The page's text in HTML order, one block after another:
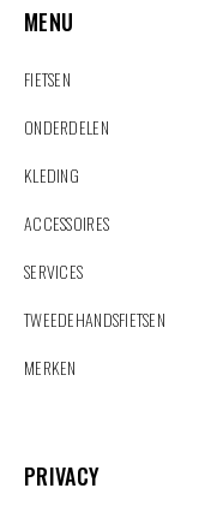
MENU
FIETSEN
ONDERDELEN
KLEDING
ACCESSOIRES
SERVICES
TWEEDEHANDSFIETSEN
MERKEN
PRIVACY